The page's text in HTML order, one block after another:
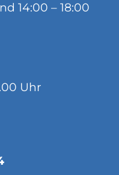
14:00 – 18:00
Uhr